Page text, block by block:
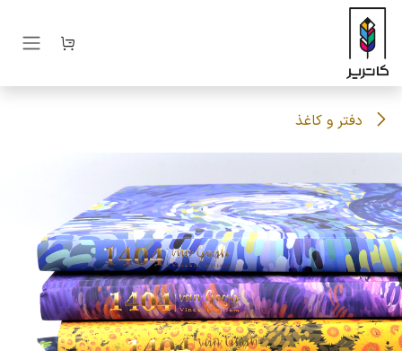
صرف نظر و مشاهده محتوا
دفتر و کاغذ